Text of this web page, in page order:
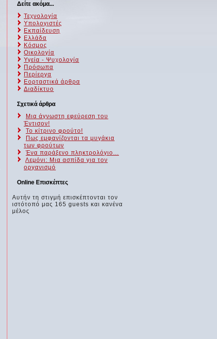
Δείτε ακόμα...
Τεχνολογία
Υπολογιστές
Εκπαίδευση
Ελλάδα
Κόσμος
Οικολογία
Υγεία - Ψυχολογία
Πρόσωπα
Περίεργα
Εορταστικά άρθρα
Διαδίκτυο
Σχετικά άρθρα
Μια άγνωστη εφεύρεση του
Έντισον!
Το κίτρινο φρούτο!
Πως εμφανίζονται τα μυγάκια
των φρούτων
Ένα παράξενο πληκτρολόγιο...
Λεμόνι: Μια ασπίδα για τον
οργανισμό
Online Επισκέπτες
Αυτήν τη στιγμή επισκέπτονται τον
ιστότοπό μας 165 guests και κανένα
μέλος